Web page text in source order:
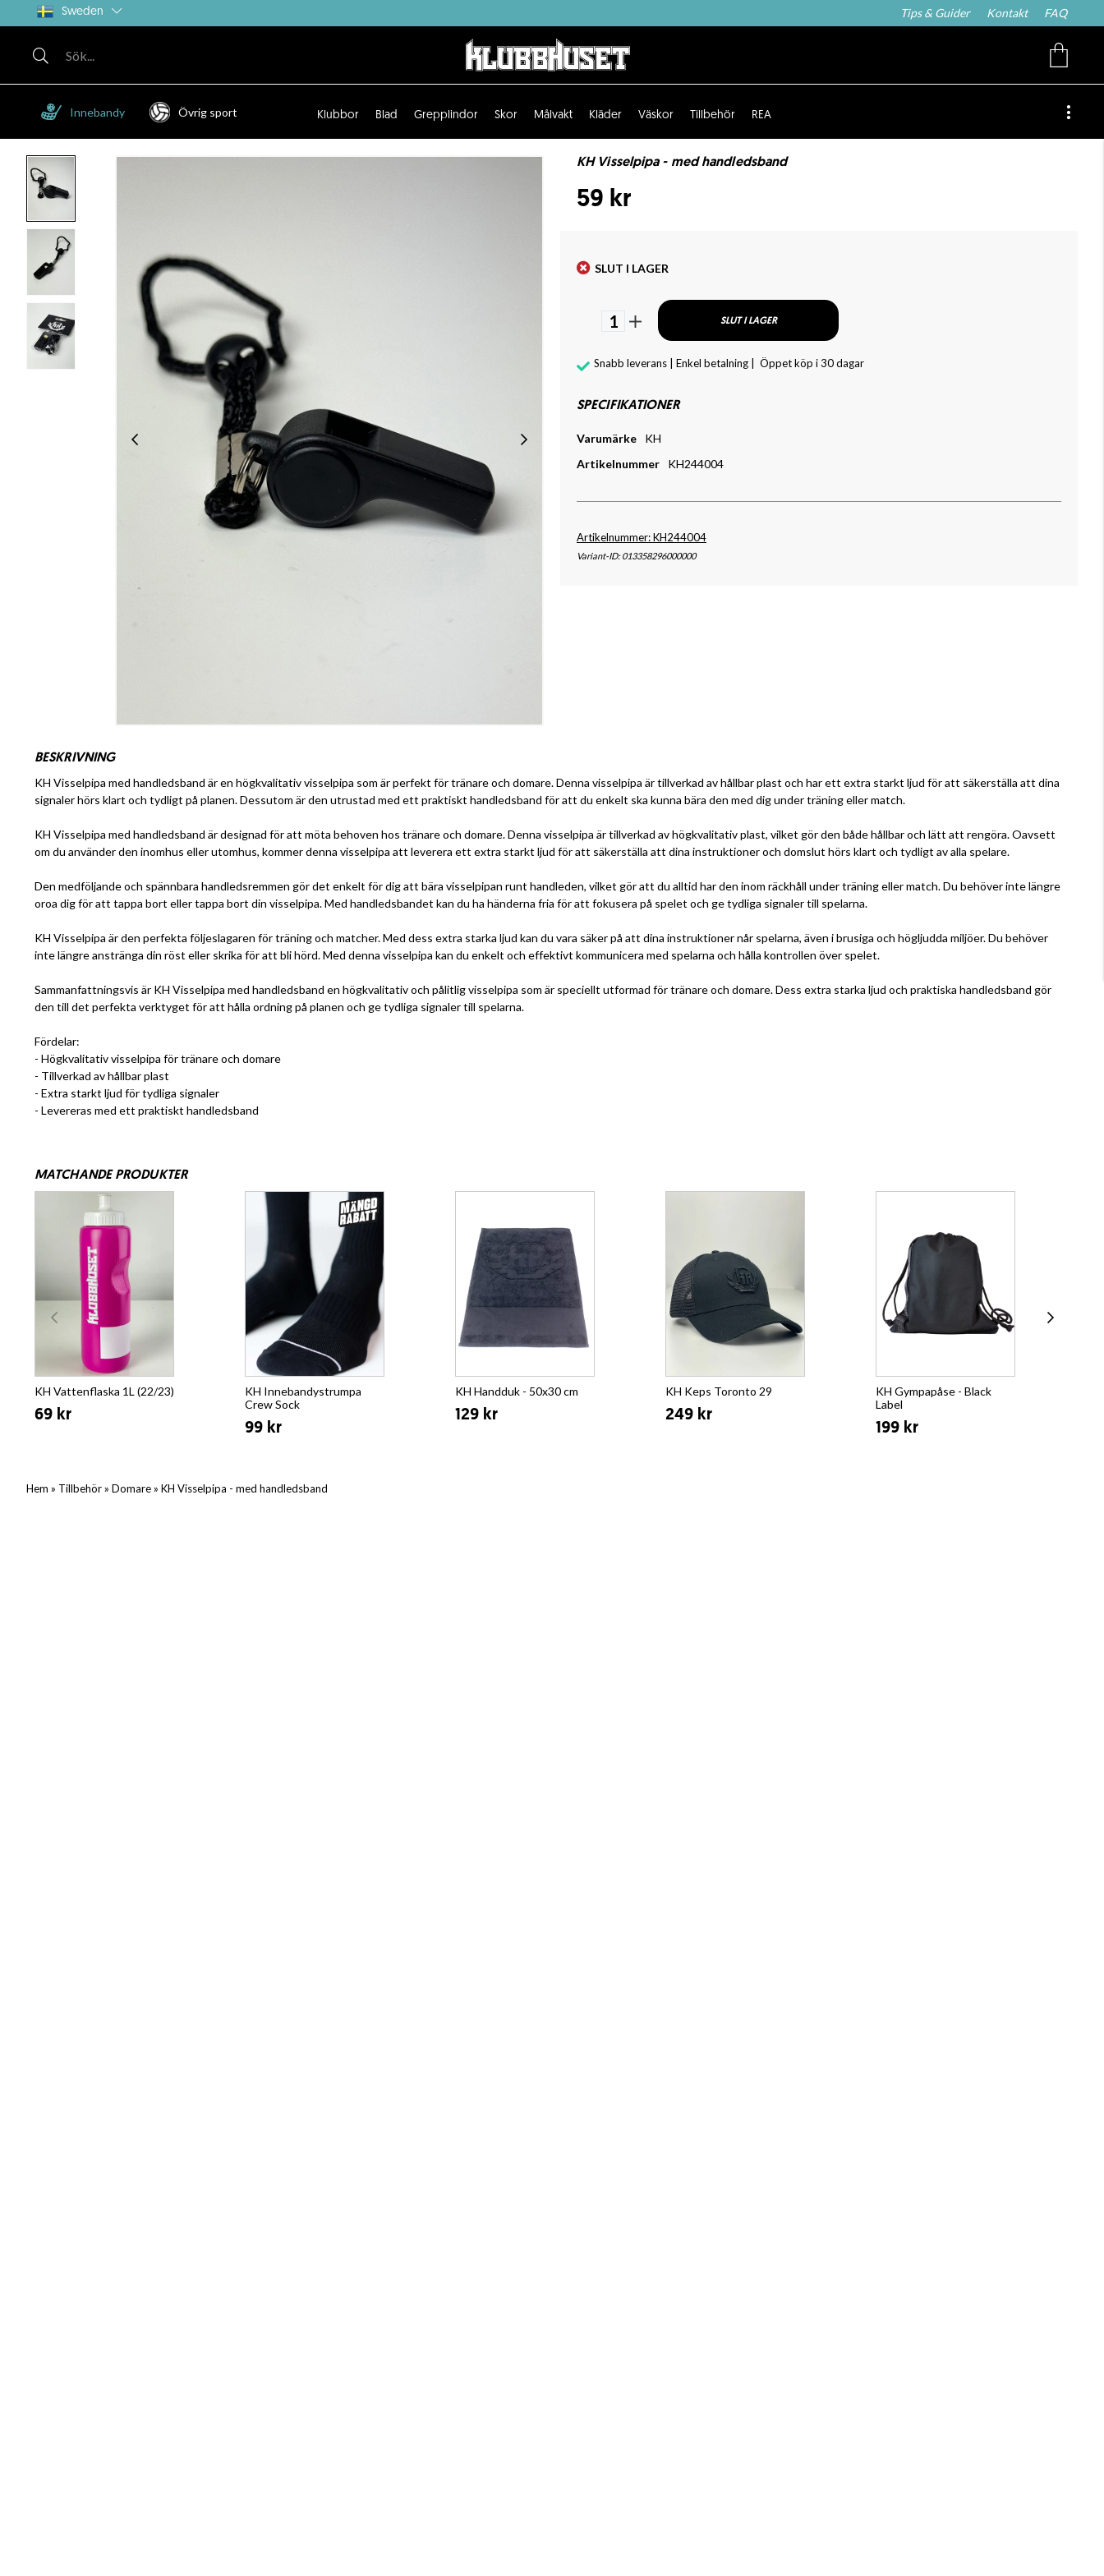
Sweden Tips & Guider Kontakt FAQ
Innebandy Övrig sport Klubbor Blad Grepplindor Skor Målvakt Kläder Väskor Tillbehör REA
KH Visselpipa - med handledsband
59 kr
SLUT I LAGER
1 SLUT I LAGER
Snabb leverans | Enkel betalning | Öppet köp i 30 dagar
SPECIFIKATIONER
Varumärke
KH
Artikelnummer
KH244004
Artikelnummer: KH244004
Variant-ID: 013358296000000
BESKRIVNING
KH Visselpipa med handledsband är en högkvalitativ visselpipa som är perfekt för tränare och domare. Denna visselpipa är tillverkad av hållbar plast och har ett extra starkt ljud för att säkerställa att dina
signaler hörs klart och tydligt på planen. Dessutom är den utrustad med ett praktiskt handledsband för att du enkelt ska kunna bära den med dig under träning eller match.
KH Visselpipa med handledsband är designad för att möta behoven hos tränare och domare. Denna visselpipa är tillverkad av högkvalitativ plast, vilket gör den både hållbar och lätt att rengöra. Oavsett
om du använder den inomhus eller utomhus, kommer denna visselpipa att leverera ett extra starkt ljud för att säkerställa att dina instruktioner och domslut hörs klart och tydligt av alla spelare.
Den medföljande och spännbara handledsremmen gör det enkelt för dig att bära visselpipan runt handleden, vilket gör att du alltid har den inom räckhåll under träning eller match. Du behöver inte längre
oroa dig för att tappa bort eller tappa bort din visselpipa. Med handledsbandet kan du ha händerna fria för att fokusera på spelet och ge tydliga signaler till spelarna.
KH Visselpipa är den perfekta följeslagaren för träning och matcher. Med dess extra starka ljud kan du vara säker på att dina instruktioner når spelarna, även i brusiga och högljudda miljöer. Du behöver
inte längre anstränga din röst eller skrika för att bli hörd. Med denna visselpipa kan du enkelt och effektivt kommunicera med spelarna och hålla kontrollen över spelet.
Sammanfattningsvis är KH Visselpipa med handledsband en högkvalitativ och pålitlig visselpipa som är speciellt utformad för tränare och domare. Dess extra starka ljud och praktiska handledsband gör
den till det perfekta verktyget för att hålla ordning på planen och ge tydliga signaler till spelarna.
Fördelar:
- Högkvalitativ visselpipa för tränare och domare
- Tillverkad av hållbar plast
- Extra starkt ljud för tydliga signaler
- Levereras med ett praktiskt handledsband
MATCHANDE PRODUKTER
KH Vattenflaska 1L (22/23)
69 kr
KH Innebandystrumpa
Crew Sock
99 kr
KH Handduk - 50x30 cm
129 kr
KH Keps Toronto 29
249 kr
KH Gympapåse - Black
Label
199 kr
Hem » Tillbehör» Domare» KH Visselpipa - med handledsband